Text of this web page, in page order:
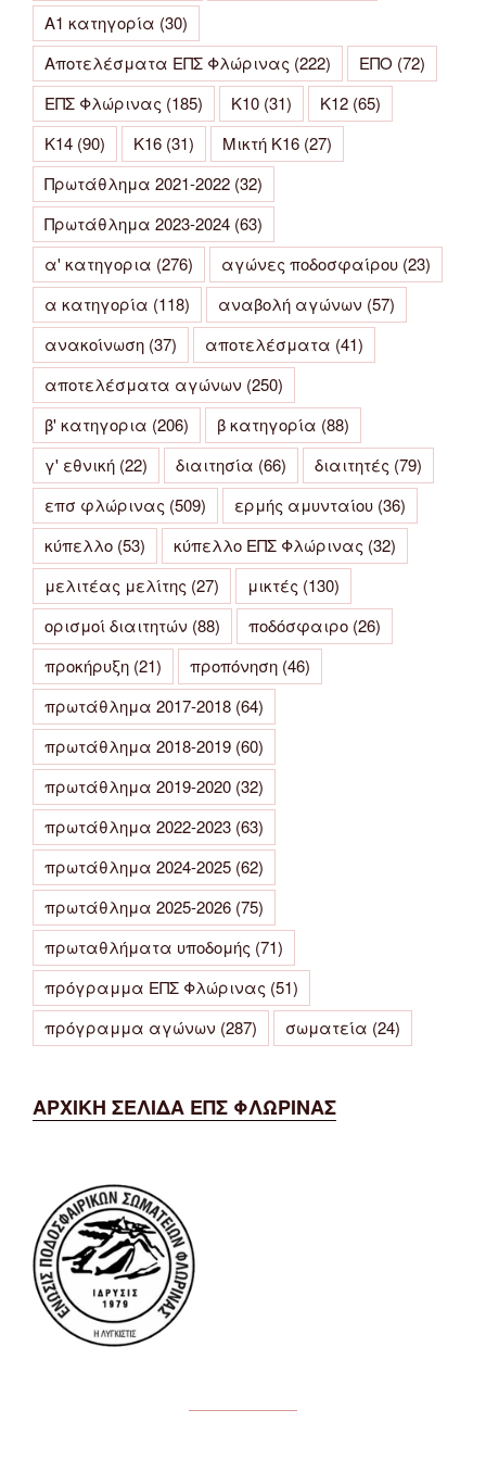
Α1 κατηγορία (30)
Αποτελέσματα ΕΠΣ Φλώρινας (222) ΕΠΟ (72)
ΕΠΣ Φλώρινας (185) Κ10 (31) Κ12 (65)
Κ14 (90) Κ16 (31) Μικτή Κ16 (27)
Πρωτάθλημα 2021-2022 (32)
Πρωτάθλημα 2023-2024 (63)
α' κατηγορια (276) αγώνες ποδοσφαίρου (23)
α κατηγορία (118) αναβολή αγώνων (57)
ανακοίνωση (37) αποτελέσματα (41)
αποτελέσματα αγώνων (250)
β' κατηγορια (206) β κατηγορία (88)
γ' εθνική (22) διαιτησία (66) διαιτητές (79)
επσ φλώρινας (509) ερμής αμυνταίου (36)
κύπελλο (53) κύπελλο ΕΠΣ Φλώρινας (32)
μελιτέας μελίτης (27) μικτές (130)
ορισμοί διαιτητών (88) ποδόσφαιρο (26)
προκήρυξη (21) προπόνηση (46)
πρωτάθλημα 2017-2018 (64)
πρωτάθλημα 2018-2019 (60)
πρωτάθλημα 2019-2020 (32)
πρωτάθλημα 2022-2023 (63)
πρωτάθλημα 2024-2025 (62)
πρωτάθλημα 2025-2026 (75)
πρωταθλήματα υποδομής (71)
πρόγραμμα ΕΠΣ Φλώρινας (51)
πρόγραμμα αγώνων (287) σωματεία (24)
ΑΡΧΙΚΗ ΣΕΛΙΔΑ ΕΠΣ ΦΛΩΡΙΝΑΣ